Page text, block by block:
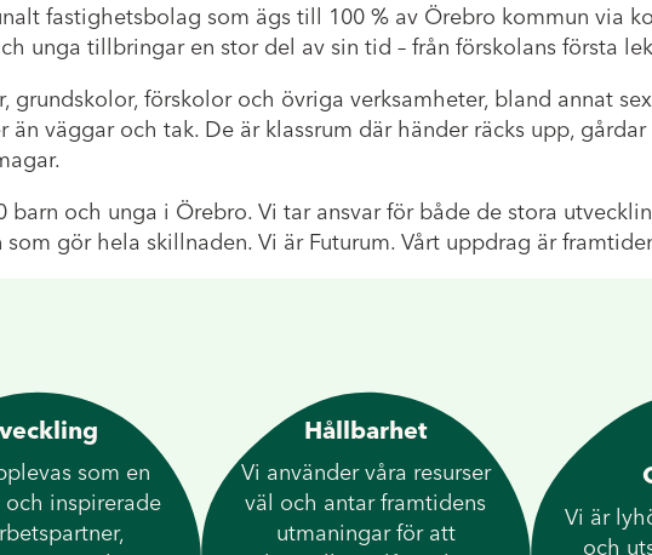
fastighetsbolag som ägs till 100 % av Örebro kommun via
unga tillbringar en stor del av sin tid – från förskolans första
grundskolor, förskolor och övriga verksamheter, bland annat
väggar och tak. De är klassrum där händer räcks upp,
barn och unga i Örebro. Vi tar ansvar för både de stora
gör hela skillnaden. Vi är Futurum. Vårt uppdrag är
som en
och inspirerade
Hållbarhet
Vi använder våra resurser
väl och antar framtidens
utmaningar för att
Vi är
och